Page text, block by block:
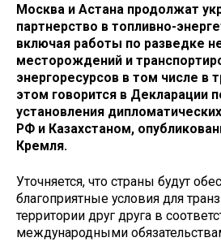
Москва и Астана продолжат
партнерство в топливно-
включая работы по разведке
месторождений и
энергоресурсов в том числе в
этом говорится в Декларации
установления
РФ и Казахстаном,
Кремля.
Уточняется, что страны будут
благоприятные условия для
территории друг друга в
международными